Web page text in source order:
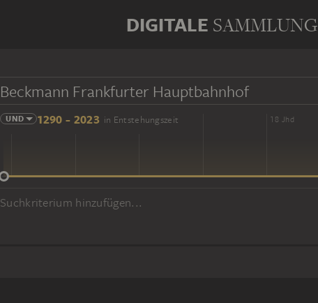
DIGITALE SAMMLUNG
UND 1290 - 2023 in Entstehungszeit
14 Jhd 16 Jhd 18 Jhd
Suchkriterium hinzufügen...